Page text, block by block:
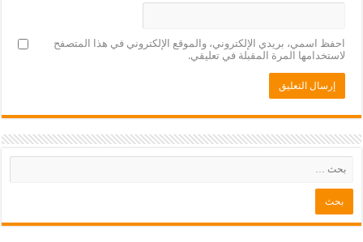
احفظ اسمي، بريدي الإلكتروني، والموقع الإلكتروني في هذا المتصفح
لاستخدامها المرة المقبلة في تعليقي.